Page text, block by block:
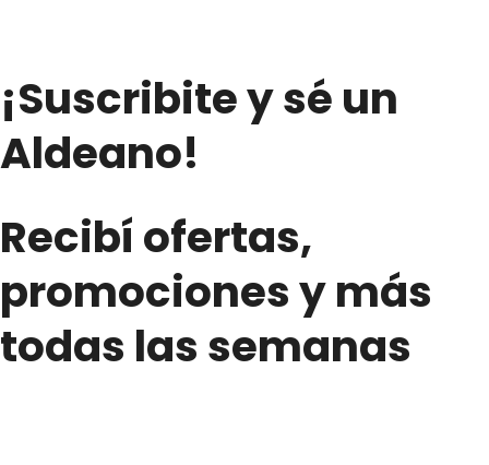
¡Suscribite y sé un
Aldeano!
Recibí ofertas,
promociones y más
todas las semanas